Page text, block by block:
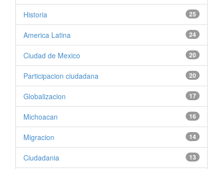
25
Historia
24
America Latina
20
Ciudad de Mexico
20
Participacion ciudadana
17
Globalizacion
16
Michoacan
14
Migracion
13
Ciudadania